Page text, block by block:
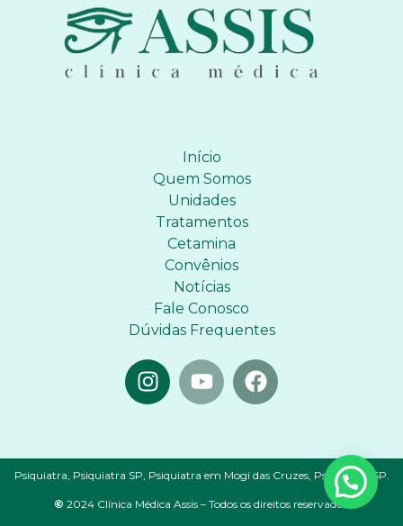
Início
Quem Somos
Unidades
Tratamentos
Cetamina
Convênios
Notícias
Fale Conosco
Dúvidas Frequentes
Psiquiatra, Psiquiatra SP, Psiquiatra em Mogi das Cruzes, Psiquiatria SP.
© 2024 Clínica Médica Assis – Todos os direitos reservados.